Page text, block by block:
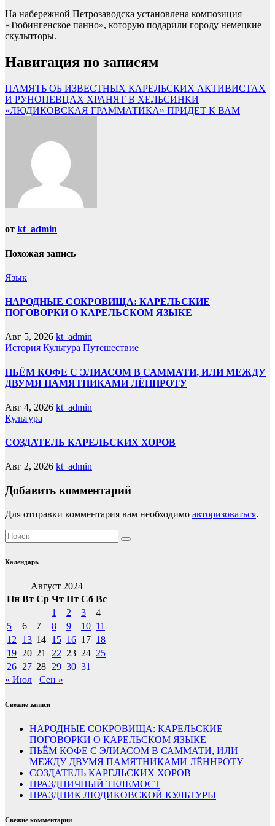
На набережной Петрозаводска установлена композиция
«Тюбингенское панно», которую подарили городу немецкие
скульпторы.
Навигация по записям
ПАМЯТЬ ОБ ИЗВЕСТНЫХ КАРЕЛЬСКИХ АКТИВИСТАХ
И РУНОПЕВЦАХ ХРАНЯТ В ХЕЛЬСИНКИ
«ЛЮДИКОВСКАЯ ГРАММАТИКА» ПРИДЁТ К ВАМ
от kt_admin
Похожая запись
Язык
НАРОДНЫЕ СОКРОВИЩА: КАРЕЛЬСКИЕ
ПОГОВОРКИ О КАРЕЛЬСКОМ ЯЗЫКЕ
Авг 5, 2026 kt_admin
История Культура Путешествие
ПЬЁМ КОФЕ С ЭЛИАСОМ В САММАТИ, ИЛИ МЕЖДУ
ДВУМЯ ПАМЯТНИКАМИ ЛЁННРОТУ
Авг 4, 2026 kt_admin
Культура
СОЗДАТЕЛЬ КАРЕЛЬСКИХ ХОРОВ
Авг 2, 2026 kt_admin
Добавить комментарий
Для отправки комментария вам необходимо авторизоваться.
Календарь
Август 2024
Пн Вт Ср Чт Пт Сб Вс
1
2 3
4
5
6 7 8 9 10 11
12
13 14 15 16 17 18
19 20 21 22 23 24 25
26 27 28 29 30 31
« Июл
Сен »
Свежие записи
НАРОДНЫЕ СОКРОВИЩА: КАРЕЛЬСКИЕ
ПОГОВОРКИ О КАРЕЛЬСКОМ ЯЗЫКЕ
ПЬЁМ КОФЕ С ЭЛИАСОМ В САММАТИ, ИЛИ
МЕЖДУ ДВУМЯ ПАМЯТНИКАМИ ЛЁННРОТУ
СОЗДАТЕЛЬ КАРЕЛЬСКИХ ХОРОВ
ПРАЗДНИЧНЫЙ ТЕЛЕМОСТ
ПРАЗДНИК ЛЮДИКОВСКОЙ КУЛЬТУРЫ
Свежие комментарии